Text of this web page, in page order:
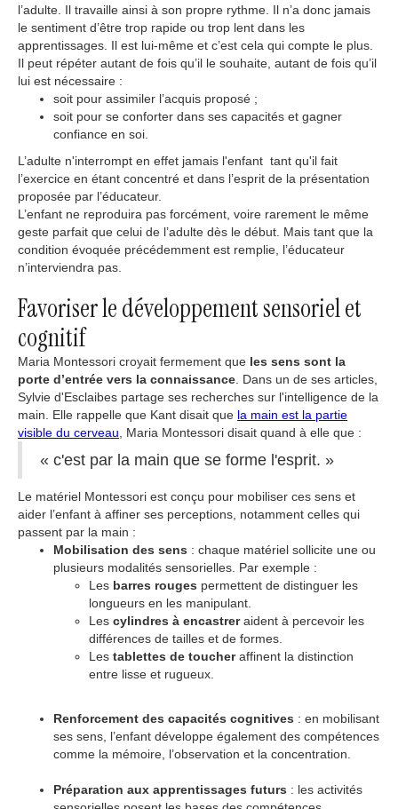
l’adulte. Il travaille ainsi à son propre rythme. Il n’a donc jamais
le sentiment d’être trop rapide ou trop lent dans les
apprentissages. Il est lui-même et c’est cela qui compte le plus.
Il peut répéter autant de fois qu’il le souhaite, autant de fois qu’il
lui est nécessaire :
soit pour assimiler l’acquis proposé ;
soit pour se conforter dans ses capacités et gagner
confiance en soi.
L’adulte n'interrompt en effet jamais l'enfant tant qu'il fait
l’exercice en étant concentré et dans l’esprit de la présentation
proposée par l’éducateur.
L’enfant ne reproduira pas forcément, voire rarement le même
geste parfait que celui de l’adulte dès le début. Mais tant que la
condition évoquée précédemment est remplie, l’éducateur
n’interviendra pas.
Favoriser le développement sensoriel et
cognitif
Maria Montessori croyait fermement que les sens sont la
porte d’entrée vers la connaissance . Dans un de ses articles,
Sylvie d'Esclaibes partage ses recherches sur l'intelligence de la
main. Elle rappelle que Kant disait que la main est la partie
visible du cerveau , Maria Montessori disait quand à elle que :
« c'est par la main que se forme l'esprit. »
Le matériel Montessori est conçu pour mobiliser ces sens et
aider l’enfant à affiner ses perceptions, notamment celles qui
passent par la main :
Mobilisation des sens : chaque matériel sollicite une ou
plusieurs modalités sensorielles. Par exemple :
Les barres rouges permettent de distinguer les
longueurs en les manipulant.
Les cylindres à encastreraident à percevoir les
différences de tailles et de formes.
Les tablettes de toucheraffinent la distinction
entre lisse et rugueux.
Renforcement des capacités cognitives : en mobilisant
ses sens, l’enfant développe également des compétences
comme la mémoire, l’observation et la concentration.
Préparation aux apprentissages futurs : les activités